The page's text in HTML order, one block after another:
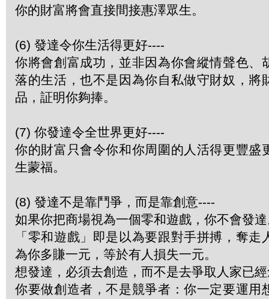
你的財富將會直接間接惠澤眾生。
(6) 發達令你生活得更好----
你將會創富成功，並非因為你會縱情聲色、
落的生活，也不是因為你自私做守財奴，將
品，証明你夠捧。
(7) 你發達令全世界更好----
你的財富只會令你和你周圍的人活得更豐盛
生蒙福。
(8) 發達不是靠鬥爭，而是靠創意----
如果你把商場視為一個零和遊戲，你不會發
「零和遊戲」即是以為要跟對手拼搏，奪走
為你多賺一元，等於有人損失一元。
想發達，必須去創造，而不是去爭取人家已
你要做創造者，不是競爭者：你一定要運用